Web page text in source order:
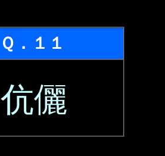
Ｑ．１１
伉儷